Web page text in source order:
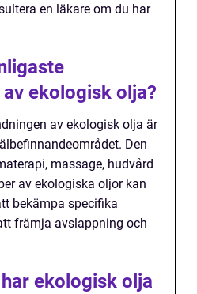
en läkare om du har
ekologisk olja?
av ekologisk olja är
Den
massage, hudvård
av ekologiska oljor kan
bekämpa specifika
främja avslappning och
ekologisk olja